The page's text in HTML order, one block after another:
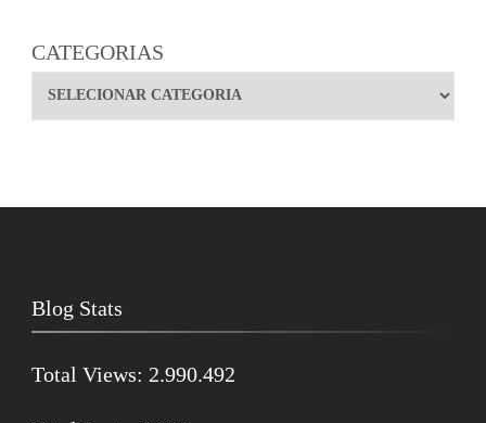
CATEGORIAS
Blog Stats
Total Views: 2.990.492